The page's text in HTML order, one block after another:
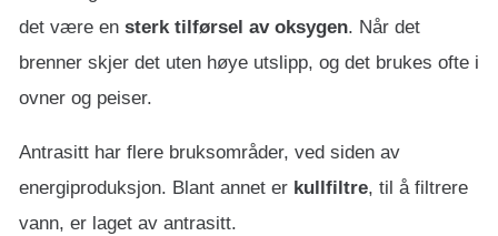
det være en sterk tilførsel av oksygen. Når det
brenner skjer det uten høye utslipp, og det brukes ofte i
ovner og peiser.
Antrasitt har flere bruksområder, ved siden av
energiproduksjon. Blant annet er kullfiltre, til å filtrere
vann, er laget av antrasitt.